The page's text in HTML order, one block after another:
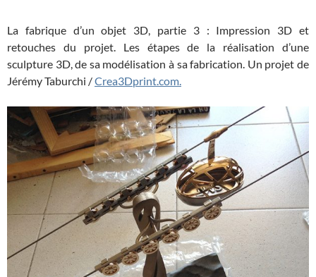
La fabrique d’un objet 3D, partie 3 : Impression 3D et
retouches du projet. Les étapes de la réalisation d’une
sculpture 3D, de sa modélisation à sa fabrication. Un projet de
Jérémy Taburchi /Crea3Dprint.com.